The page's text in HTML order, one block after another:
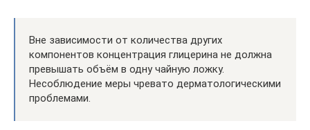
Вне зависимости от количества других
компонентов концентрация глицерина не должна
превышать объём в одну чайную ложку.
Несоблюдение меры чревато дерматологическими
проблемами.